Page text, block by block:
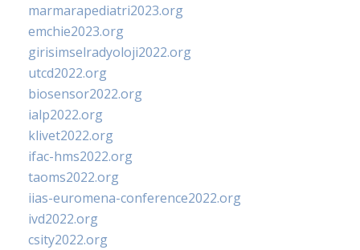
marmarapediatri2023.org
emchie2023.org
girisimselradyoloji2022.org
utcd2022.org
biosensor2022.org
ialp2022.org
klivet2022.org
ifac-hms2022.org
taoms2022.org
iias-euromena-conference2022.org
ivd2022.org
csity2022.org